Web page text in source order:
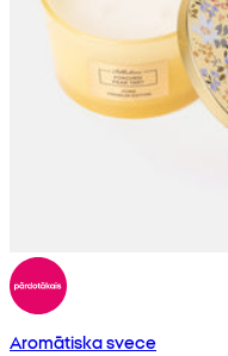
Aromātiska svece